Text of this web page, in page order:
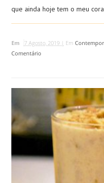
que ainda hoje tem o meu
Em 7 Agosto, 2019 | Em
Comentário